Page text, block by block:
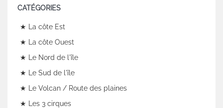
CATÉGORIES
★ La côte Est
★ La côte Ouest
★ Le Nord de l'île
★ Le Sud de l'île
★ Le Volcan / Route des plaines
★ Les 3 cirques